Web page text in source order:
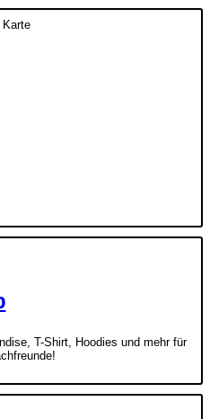
T-Shirt, Hoodies und mehr für